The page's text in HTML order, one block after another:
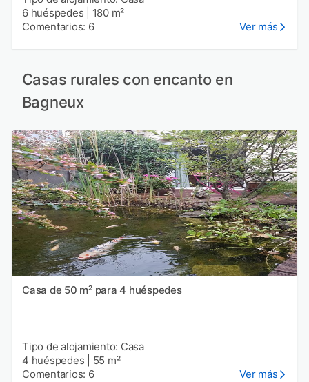
6 huéspedes
180 m²
Comentarios: 6
Ver más
Casas rurales con encanto en
Bagneux
Casa de 50 m² para 4 huéspedes
Tipo de alojamiento: Casa
4 huéspedes
55 m²
Comentarios: 6
Ver más